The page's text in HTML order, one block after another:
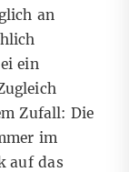
an
ein
Zufall: Die
im
auf das